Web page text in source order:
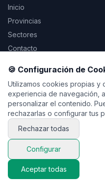
Inicio
Provincias
Sectores
Contacto
Legal
Aviso Legal
Privacidad
Cookies
© 2026 Vente de viaje.
🍪 Configuración de
Utilizamos cookies propias y
experiencia de navegación,
personalizar el contenido.
rechazarlas o configurar tus
Rechazar todas
Configurar
Aceptar todas